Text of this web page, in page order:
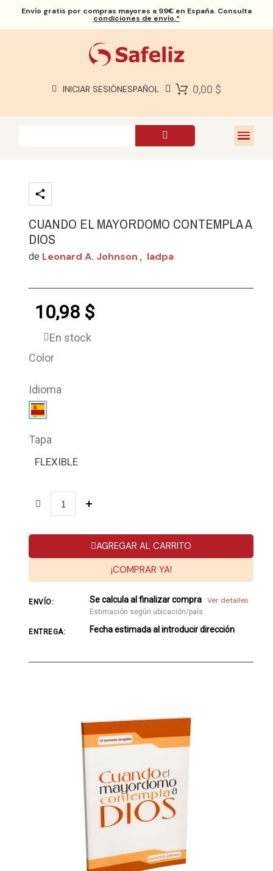
Envío gratis por compras mayores a 99€ en España. Consulta
condiciones de envío.*
INICIAR SESIÓNESPAÑOL 0,00 $
CUANDO EL MAYORDOMO CONTEMPLA A
DIOS
de Leonard A. Johnson , Iadpa
10,98 $
En stock
Color
Idioma
Tapa
FLEXIBLE
AGREGAR AL CARRITO
¡COMPRAR YA!
ENVÍO: Se calcula al finalizar compra Ver detalles
Estimación según ubicación/país
ENTREGA: Fecha estimada al introducir dirección